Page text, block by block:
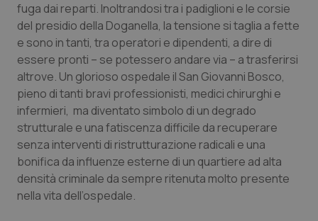
fuga dai reparti. Inoltrandosi tra i padiglioni e le corsie
del presidio della Doganella, la tensione si taglia a fette
e sono in tanti, tra operatori e dipendenti, a dire di
essere pronti – se potessero andare via – a trasferirsi
altrove. Un glorioso ospedale il San Giovanni Bosco,
pieno di tanti bravi professionisti, medici chirurghi e
infermieri, ma diventato simbolo di un degrado
strutturale e una fatiscenza difficile da recuperare
senza interventi di ristrutturazione radicali e una
bonifica da influenze esterne di un quartiere ad alta
densità criminale da sempre ritenuta molto presente
nella vita dell’ospedale.